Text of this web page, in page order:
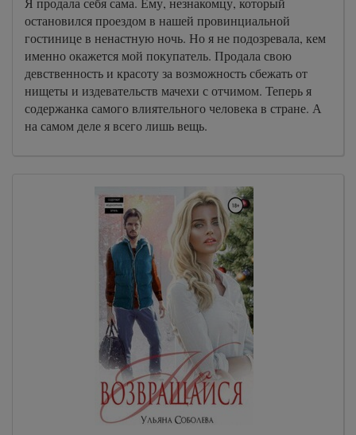
остановился проездом в нашей провинциальной
гостинице в ненастную ночь. Но я не подозревала, кем
именно окажется мой покупатель. Продала свою
девственность и красоту за возможность сбежать от
нищеты и издевательств мачехи с отчимом. Теперь я
содержанка самого влиятельного человека в стране. А
на самом деле я всего лишь вещь.